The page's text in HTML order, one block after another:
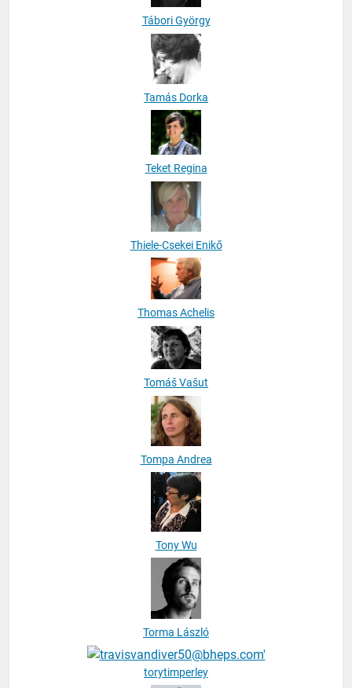
Tamás Dorka
Teket Regina
Thiele-Csekei Enikő
Thomas Achelis
Tomáš Vašut
Tompa Andrea
Tony Wu
Torma László
torytimperley